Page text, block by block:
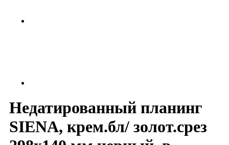
Недатированный планинг
SIENA, крем.бл/ золот.срез